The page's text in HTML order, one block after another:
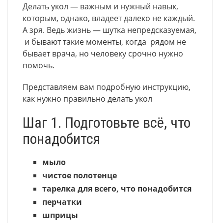
Делать укол — важным и нужный навык,
которым, однако, владеет далеко не каждый.
А зря. Ведь жизнь — шутка непредсказуемая,
и бывают такие моменты, когда рядом не
бывает врача, но человеку срочно нужно
помочь.
Представляем вам подробную инструкцию,
как нужно правильно делать укол
Шаг 1. Подготовьте всё, что
понадобится
мыло
чистое полотенце
тарелка для всего, что понадобится
перчатки
шприцы